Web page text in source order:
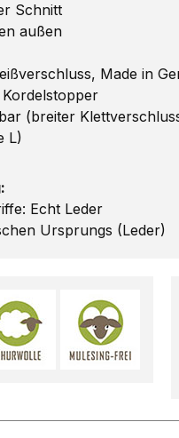
Schnitt
außen
Made in
(breiter
L)
Echt Leder
Ursprungs (Leder)